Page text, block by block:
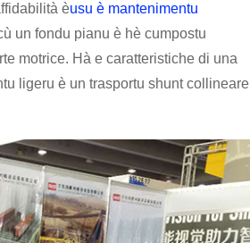
èusu è mantenimentu
un fondu pianu è hè cumpostu
motrice. Hà e caratteristiche di una
ligeru è un trasportu shunt collineare